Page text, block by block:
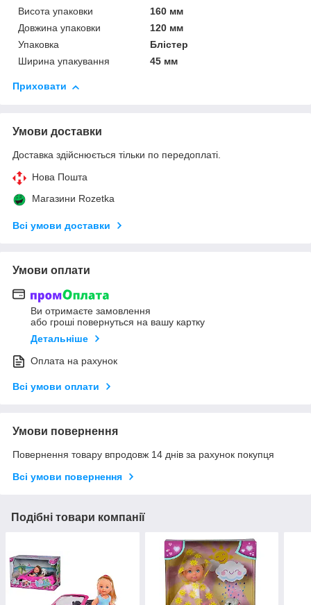
Висота упаковки
160 мм
Довжина упаковки
120 мм
Упаковка
Блістер
Ширина упакування
45 мм
Приховати
Умови доставки
Доставка здійснюється тільки по передоплаті.
Нова Пошта
Магазини Rozetka
Всі умови доставки
Умови оплати
Ви отримаєте замовлення
або гроші повернуться на вашу картку
Детальніше
Оплата на рахунок
Всі умови оплати
Умови повернення
Повернення товару впродовж 14 днів за рахунок покупця
Всі умови повернення
Подібні товари компанії